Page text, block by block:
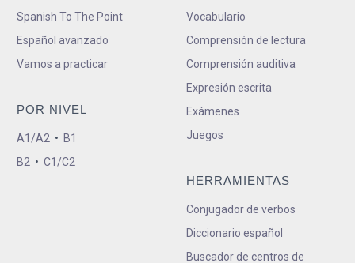
Spanish To The Point
Español avanzado
Vamos a practicar
POR NIVEL
A1/A2 • B1
B2 • C1/C2
Vocabulario
Comprensión de lectura
Comprensión auditiva
Expresión escrita
Exámenes
Juegos
HERRAMIENTAS
Conjugador de verbos
Diccionario español
Buscador de centros de